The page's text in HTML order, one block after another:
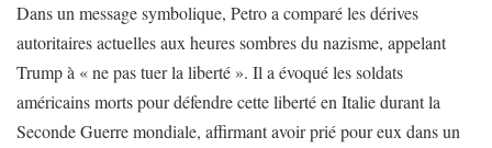
Dans un message symbolique, Petro a comparé les dérives
autoritaires actuelles aux heures sombres du nazisme, appelant
Trump à « ne pas tuer la liberté ». Il a évoqué les soldats
américains morts pour défendre cette liberté en Italie durant la
Seconde Guerre mondiale, affirmant avoir prié pour eux dans un